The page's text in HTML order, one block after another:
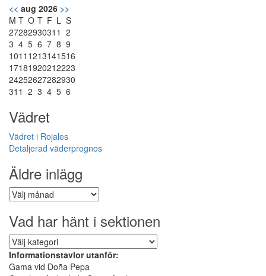
<< aug 2026 >>
M T O T F L S
2728293031 1 2
3 4 5 6 7 8 9
1011 1213141516
17181920212223
24252627282930
31 1 2 3 4 5 6
Vädret
Vädret i Rojales
Detaljerad väderprognos
Äldre inlägg
Äldre
inlägg
Vad har hänt i sektionen
Vad
har
hänt
Informationstavlor utanför:
Gama vid Doña Pepa